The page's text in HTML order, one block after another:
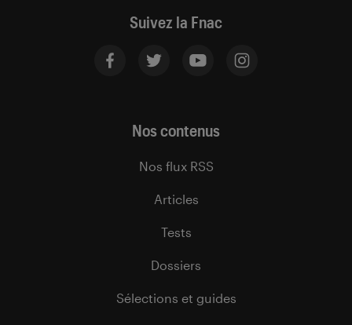
Suivez la Fnac
Nos contenus
Nos flux RSS
Articles
Tests
Dossiers
Sélections et guides